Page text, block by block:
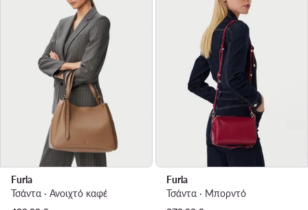
Furla
Τσάντα · Ανοιχτό καφέ
Furla
Τσάντα · Μπορντό